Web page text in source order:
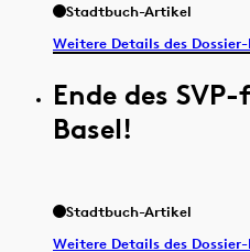
Stadtbuch-Artikel
Weitere Details des
Ende des
Basel!
Stadtbuch-Artikel
Weitere Details des